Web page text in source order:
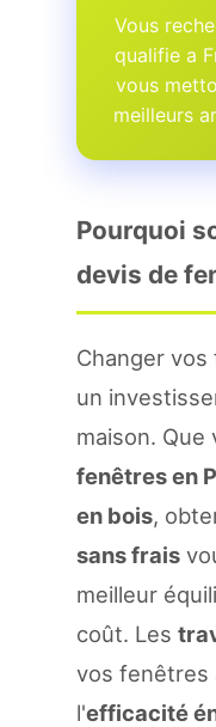
Vous
qualifie a
vous
meilleurs
Pourquoi
devis de
Changer
un
maison. Que
fenêtres en
en bois,
sans frais
meilleur
coût. Les
vos fenêtres
l'efficacité